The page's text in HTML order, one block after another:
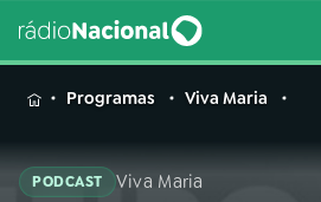
MENUProgramas Viva Maria
PODCAST Viva Maria